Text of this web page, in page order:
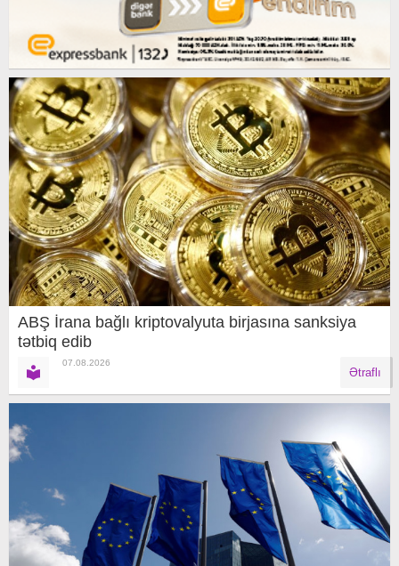
ABŞ İrana bağlı kriptovalyuta birjasına sanksiya
tətbiq edib
07.08.2026
Ətraflı